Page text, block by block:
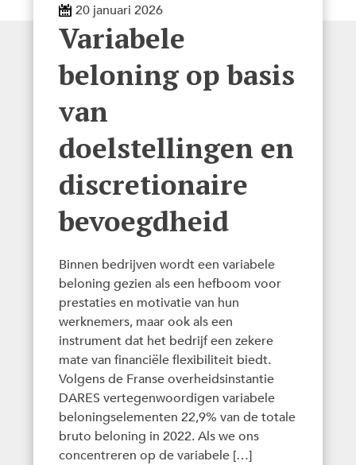
20 januari 2026
Variabele
beloning op basis
van
doelstellingen en
discretionaire
bevoegdheid
Binnen bedrijven wordt een variabele
beloning gezien als een hefboom voor
prestaties en motivatie van hun
werknemers, maar ook als een
instrument dat het bedrijf een zekere
mate van financiële flexibiliteit biedt.
Volgens de Franse overheidsinstantie
DARES vertegenwoordigen variabele
beloningselementen 22,9% van de totale
bruto beloning in 2022. Als we ons
concentreren op de variabele […]